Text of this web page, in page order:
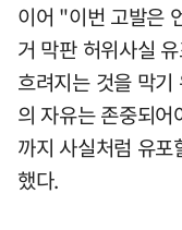
이어 "이번 고발은
거 막판 허위사실
흐려지는 것을 막
의 자유는 존중되
까지 사실처럼 유
했다.